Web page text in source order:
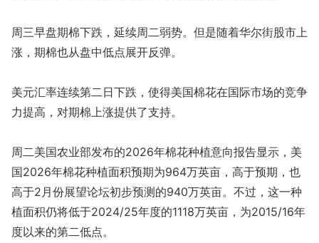
周三早盘期棉下跌，延续周二弱势。但是随着华尔街股市上
涨，期棉也从盘中低点展开反弹。
美元汇率连续第二日下跌，使得美国棉花在国际市场的竞争
力提高，对期棉上涨提供了支持。
周二美国农业部发布的2026年棉花种植意向报告显示，美
国2026年棉花种植面积预期为964万英亩，高于预期，也
高于2月份展望论坛初步预测的940万英亩。不过，这一种
植面积仍将低于2024/25年度的1118万英亩，为2015/16年
度以来的第二低点。